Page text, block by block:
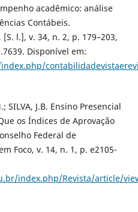
acadêmico: análise
Contábeis.
l.], v. 34, n. 2, p. 179–203,
Disponível em:
SILVA, J.B. Ensino Presencial
os Índices de Aprovação
Federal de
Foco, v. 14, n. 1, p. e2105-
index.php/Revista/article/